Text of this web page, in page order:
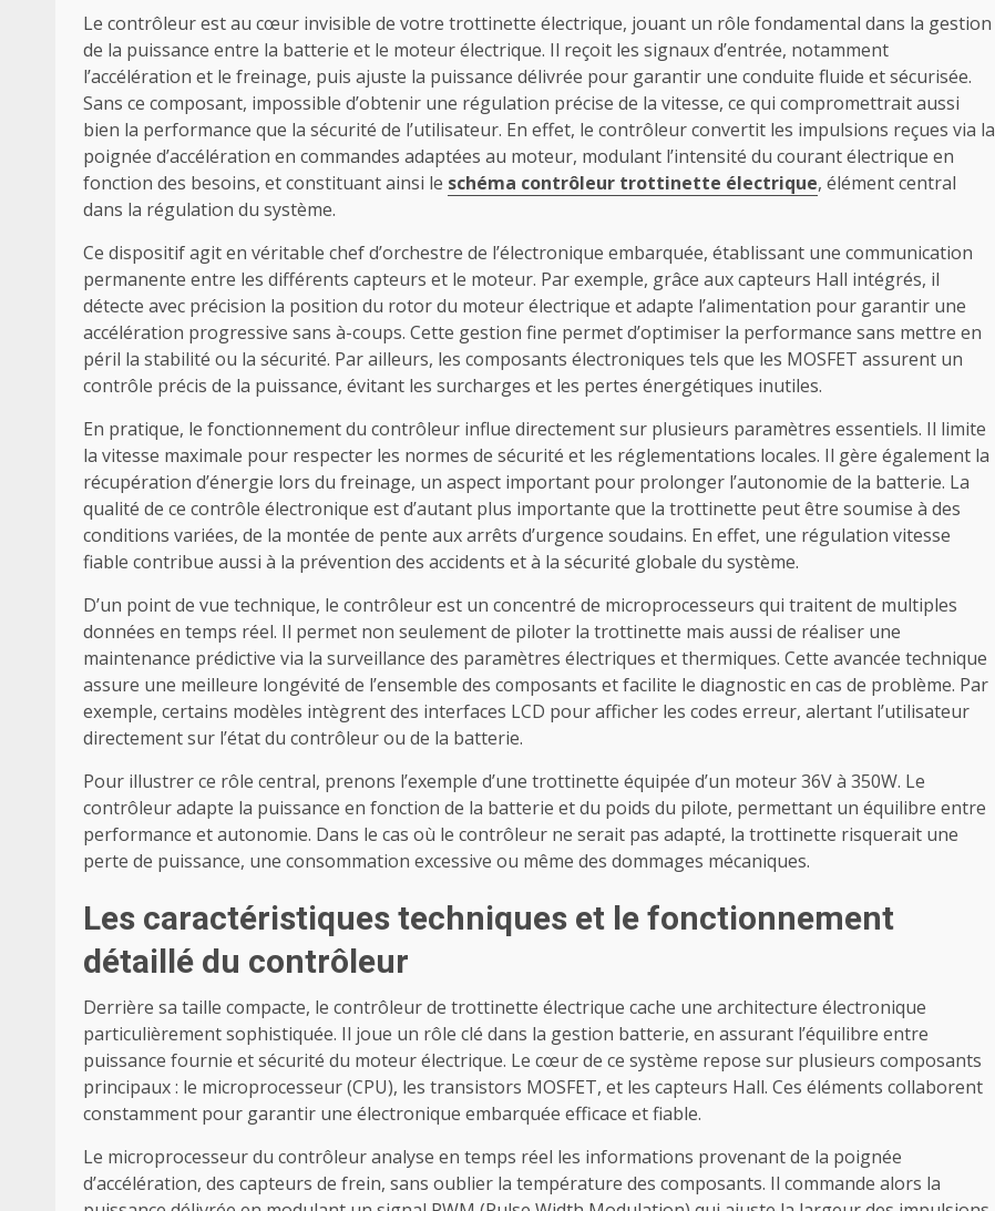
Le contrôleur est au cœur invisible de votre trottinette électrique, jouant un rôle fondamental dans la gestion
de la puissance entre la batterie et le moteur électrique. Il reçoit les signaux d’entrée, notamment
l’accélération et le freinage, puis ajuste la puissance délivrée pour garantir une conduite fluide et sécurisée.
Sans ce composant, impossible d’obtenir une régulation précise de la vitesse, ce qui compromettrait aussi
bien la performance que la sécurité de l’utilisateur. En effet, le contrôleur convertit les impulsions reçues via la
poignée d’accélération en commandes adaptées au moteur, modulant l’intensité du courant électrique en
fonction des besoins, et constituant ainsi le schéma contrôleur trottinette électrique, élément central
dans la régulation du système.
Ce dispositif agit en véritable chef d’orchestre de l’électronique embarquée, établissant une communication
permanente entre les différents capteurs et le moteur. Par exemple, grâce aux capteurs Hall intégrés, il
détecte avec précision la position du rotor du moteur électrique et adapte l’alimentation pour garantir une
accélération progressive sans à-coups. Cette gestion fine permet d’optimiser la performance sans mettre en
péril la stabilité ou la sécurité. Par ailleurs, les composants électroniques tels que les MOSFET assurent un
contrôle précis de la puissance, évitant les surcharges et les pertes énergétiques inutiles.
En pratique, le fonctionnement du contrôleur influe directement sur plusieurs paramètres essentiels. Il limite
la vitesse maximale pour respecter les normes de sécurité et les réglementations locales. Il gère également la
récupération d’énergie lors du freinage, un aspect important pour prolonger l’autonomie de la batterie. La
qualité de ce contrôle électronique est d’autant plus importante que la trottinette peut être soumise à des
conditions variées, de la montée de pente aux arrêts d’urgence soudains. En effet, une régulation vitesse
fiable contribue aussi à la prévention des accidents et à la sécurité globale du système.
D’un point de vue technique, le contrôleur est un concentré de microprocesseurs qui traitent de multiples
données en temps réel. Il permet non seulement de piloter la trottinette mais aussi de réaliser une
maintenance prédictive via la surveillance des paramètres électriques et thermiques. Cette avancée technique
assure une meilleure longévité de l’ensemble des composants et facilite le diagnostic en cas de problème. Par
exemple, certains modèles intègrent des interfaces LCD pour afficher les codes erreur, alertant l’utilisateur
directement sur l’état du contrôleur ou de la batterie.
Pour illustrer ce rôle central, prenons l’exemple d’une trottinette équipée d’un moteur 36V à 350W. Le
contrôleur adapte la puissance en fonction de la batterie et du poids du pilote, permettant un équilibre entre
performance et autonomie. Dans le cas où le contrôleur ne serait pas adapté, la trottinette risquerait une
perte de puissance, une consommation excessive ou même des dommages mécaniques.
Les caractéristiques techniques et le fonctionnement
détaillé du contrôleur
Derrière sa taille compacte, le contrôleur de trottinette électrique cache une architecture électronique
particulièrement sophistiquée. Il joue un rôle clé dans la gestion batterie, en assurant l’équilibre entre
puissance fournie et sécurité du moteur électrique. Le cœur de ce système repose sur plusieurs composants
principaux : le microprocesseur (CPU), les transistors MOSFET, et les capteurs Hall. Ces éléments collaborent
constamment pour garantir une électronique embarquée efficace et fiable.
Le microprocesseur du contrôleur analyse en temps réel les informations provenant de la poignée
d’accélération, des capteurs de frein, sans oublier la température des composants. Il commande alors la